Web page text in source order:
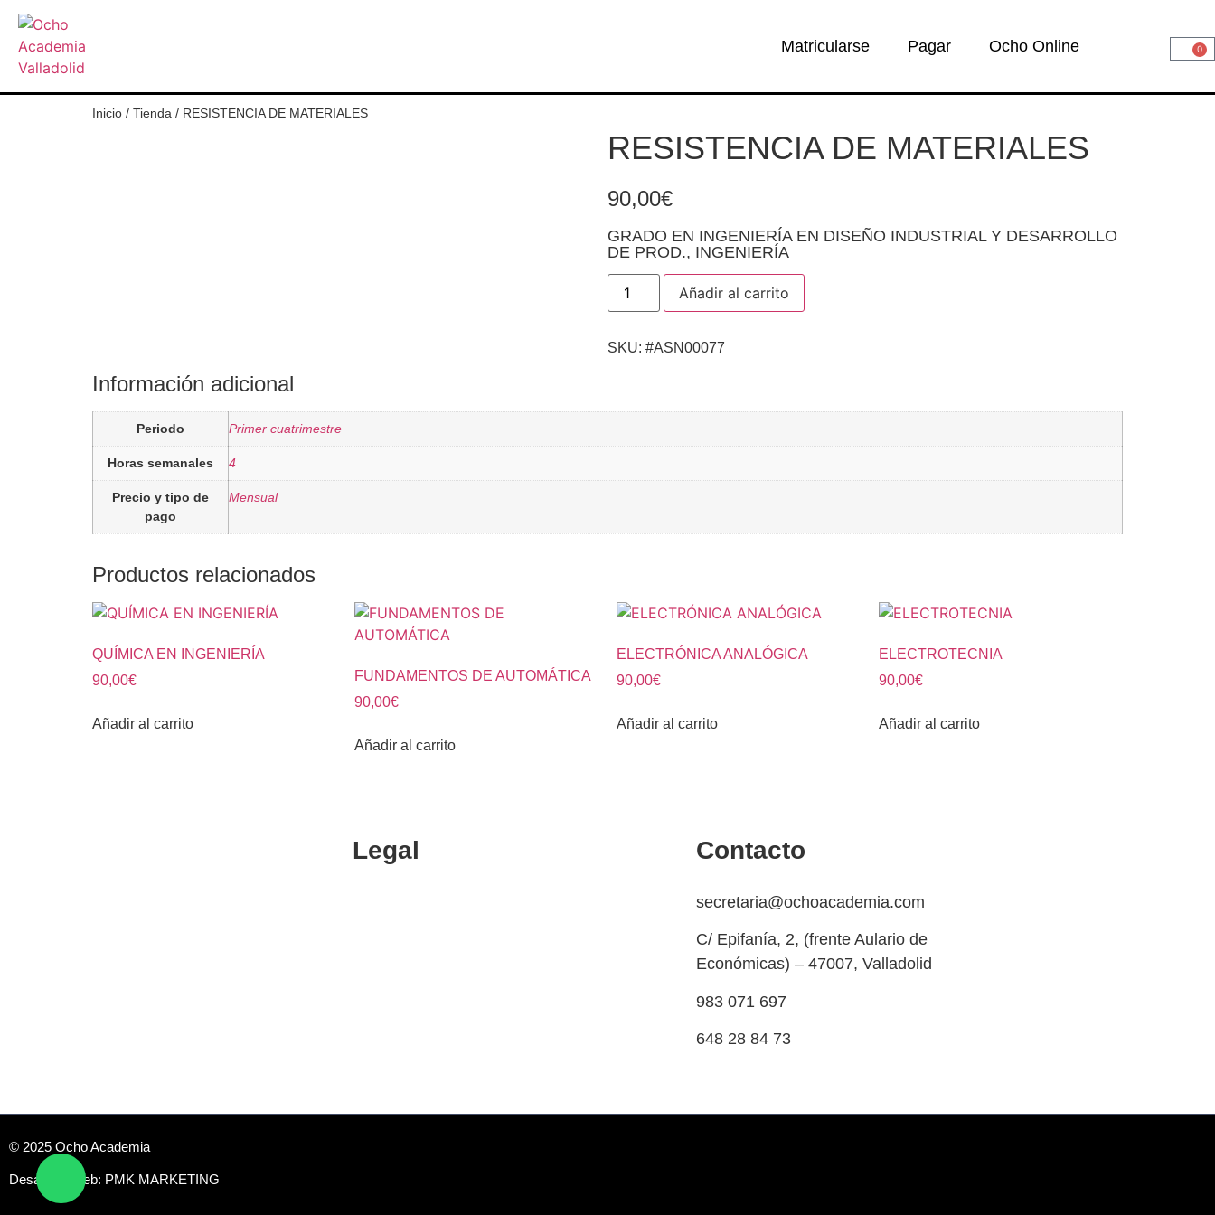
Matricularse Pagar Ocho Online 0
Inicio / Tienda / RESISTENCIA DE MATERIALES
RESISTENCIA DE MATERIALES
90,00€
GRADO EN INGENIERÍA EN DISEÑO INDUSTRIAL Y DESARROLLO
DE PROD., INGENIERÍA
Añadir al carrito
SKU: #ASN00077
Información adicional
Periodo Primer cuatrimestre
Horas semanales 4
Precio y tipo de
pago
Mensual
Productos relacionados
QUÍMICA EN INGENIERÍA
90,00€
Añadir al carrito
FUNDAMENTOS DE AUTOMÁTICA
90,00€
Añadir al carrito
ELECTRÓNICA ANALÓGICA
90,00€
Añadir al carrito
ELECTROTECNIA
90,00€
Añadir al carrito
Legal Contacto
secretaria@ochoacademia.com
C/ Epifanía, 2, (frente Aulario de
Económicas) – 47007, Valladolid
983 071 697
648 28 84 73
© 2025 Ocho Academia
Desarrollo web: PMK MARKETING